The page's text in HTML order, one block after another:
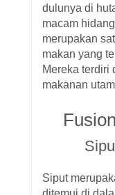
dulunya di
macam
merupakan
makan yang
Mereka terdiri
makanan
Siput